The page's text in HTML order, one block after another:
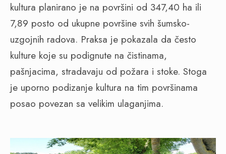
kultura planirano je na površini od 347,40 ha ili
7,89 posto od ukupne površine svih šumsko-
uzgojnih radova. Praksa je pokazala da često
kulture koje su podignute na čistinama,
pašnjacima, stradavaju od požara i stoke. Stoga
je uporno podizanje kultura na tim površinama
posao povezan sa velikim ulaganjima.